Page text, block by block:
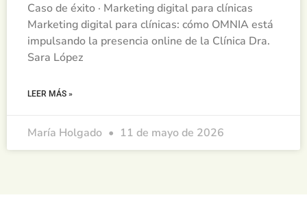
Caso de éxito · Marketing digital para clínicas
Marketing digital para clínicas: cómo OMNIA está
impulsando la presencia online de la Clínica Dra.
Sara López
LEER MÁS »
María Holgado 11 de mayo de 2026